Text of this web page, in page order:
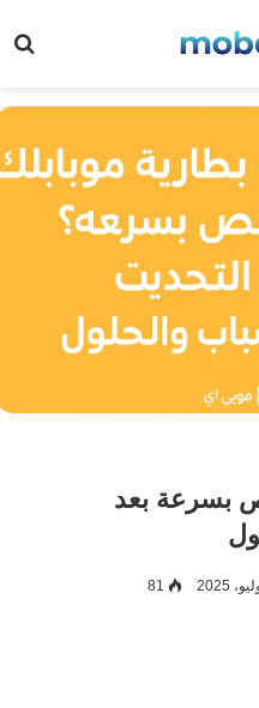
بسرعة بعد
81